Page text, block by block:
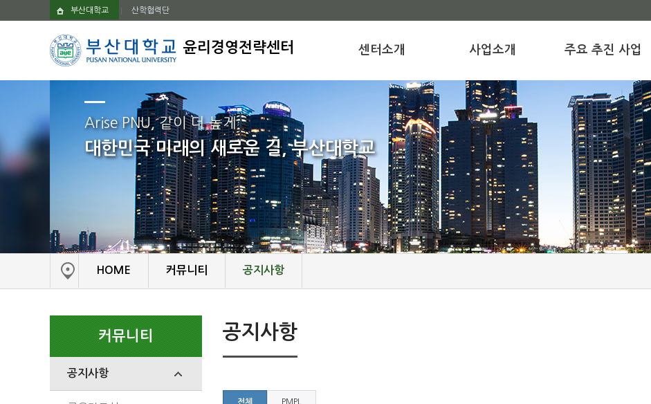
윤리경영전략센터
부산대학교 산학협력단
센터소개
비전ㆍ전략ㆍ조직
주요 연혁
오시는길
사업소개
인력양성사업
연구사업
지식확산사업
지식공유사업
주요 추진 사업
2019년 추진사업
해양수산부
대외경제정책연구원
국립대학육성사업
연구용역사업
2018년 추진사업
2017년 추진사업
Arise PNU, 같이 더 높게
대한민국 미래의 새로운 길, 부산대학교
HOME 커뮤니티 공지사항
커뮤니티
공지사항
공지사항
전체 PMPL